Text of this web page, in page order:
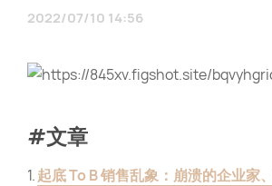
2022/07/10 14:56
#文章
1.起底 To B 销售乱象：崩溃的企业家